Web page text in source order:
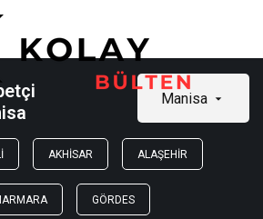
Manisa
AKHISAR ALAŞEHIR
GÖRDES